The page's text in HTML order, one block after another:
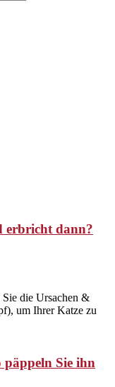
erbricht dann?
die Ursachen &
um Ihrer Katze zu
Sie ihn